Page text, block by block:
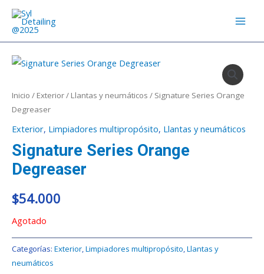
contenido
Inicio / Exterior/ Llantas y neumáticos / Signature Series Orange
Degreaser
Exterior, Limpiadores multipropósito, Llantas y neumáticos
Signature Series Orange
Degreaser
$54.000
Agotado
Categorías: Exterior,Limpiadores multipropósito,Llantas y
neumáticos